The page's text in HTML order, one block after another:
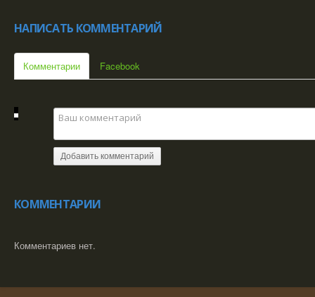
НАПИСАТЬ КОММЕНТАРИЙ
Комментарии Facebook
Добавить комментарий
КОММЕНТАРИИ
Комментариев нет.